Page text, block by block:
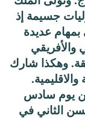
جسيمة إذ
بمهام عديدة
والأفريقي
وهكذا شارك
يوم سادس
الحسن الثاني في